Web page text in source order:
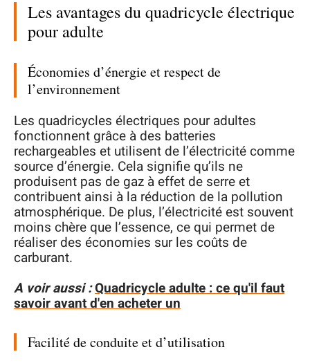
Les avantages du quadricycle électrique
pour adulte
Économies d’énergie et respect de
l’environnement
Les quadricycles électriques pour adultes
fonctionnent grâce à des batteries
rechargeables et utilisent de l’électricité comme
source d’énergie. Cela signifie qu’ils ne
produisent pas de gaz à effet de serre et
contribuent ainsi à la réduction de la pollution
atmosphérique. De plus, l’électricité est souvent
moins chère que l’essence, ce qui permet de
réaliser des économies sur les coûts de
carburant.
A voir aussi :Quadricycle adulte : ce qu'il faut
savoir avant d'en acheter un
Facilité de conduite et d’utilisation